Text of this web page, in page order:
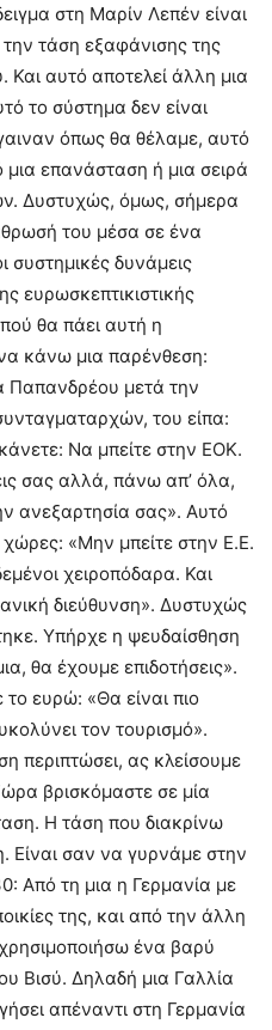
στη Μαρίν Λεπέν είναι
τάση εξαφάνισης της
αυτό αποτελεί άλλη μια
το σύστημα δεν είναι
όπως θα θέλαμε, αυτό
επανάσταση ή μια σειρά
Δυστυχώς, όμως, σήμερα
του μέσα σε ένα
συστημικές δυνάμεις
ευρωσκεπτικιστικής
θα πάει αυτή η
κάνω μια παρένθεση:
Παπανδρέου μετά την
του είπα:
Να μπείτε στην ΕΟΚ.
σας αλλά, πάνω απ’ όλα,
ανεξαρτησία σας». Αυτό
«Μην μπείτε στην Ε.Ε.
χειροπόδαρα. Και
διεύθυνση». Δυστυχώς
Υπήρχε η ψευδαίσθηση
θα έχουμε επιδοτήσεις».
το ευρώ: «Θα είναι πιο
τον τουρισμό».
περιπτώσει, ας κλείσουμε
βρισκόμαστε σε μία
Η τάση που διακρίνω
Είναι σαν να γυρνάμε στην
Από τη μια η Γερμανία με
της, και από την άλλη
ένα βαρύ
Βισύ. Δηλαδή μια Γαλλία
απέναντι στη Γερμανία